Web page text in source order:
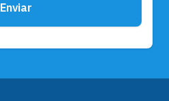
Enviar